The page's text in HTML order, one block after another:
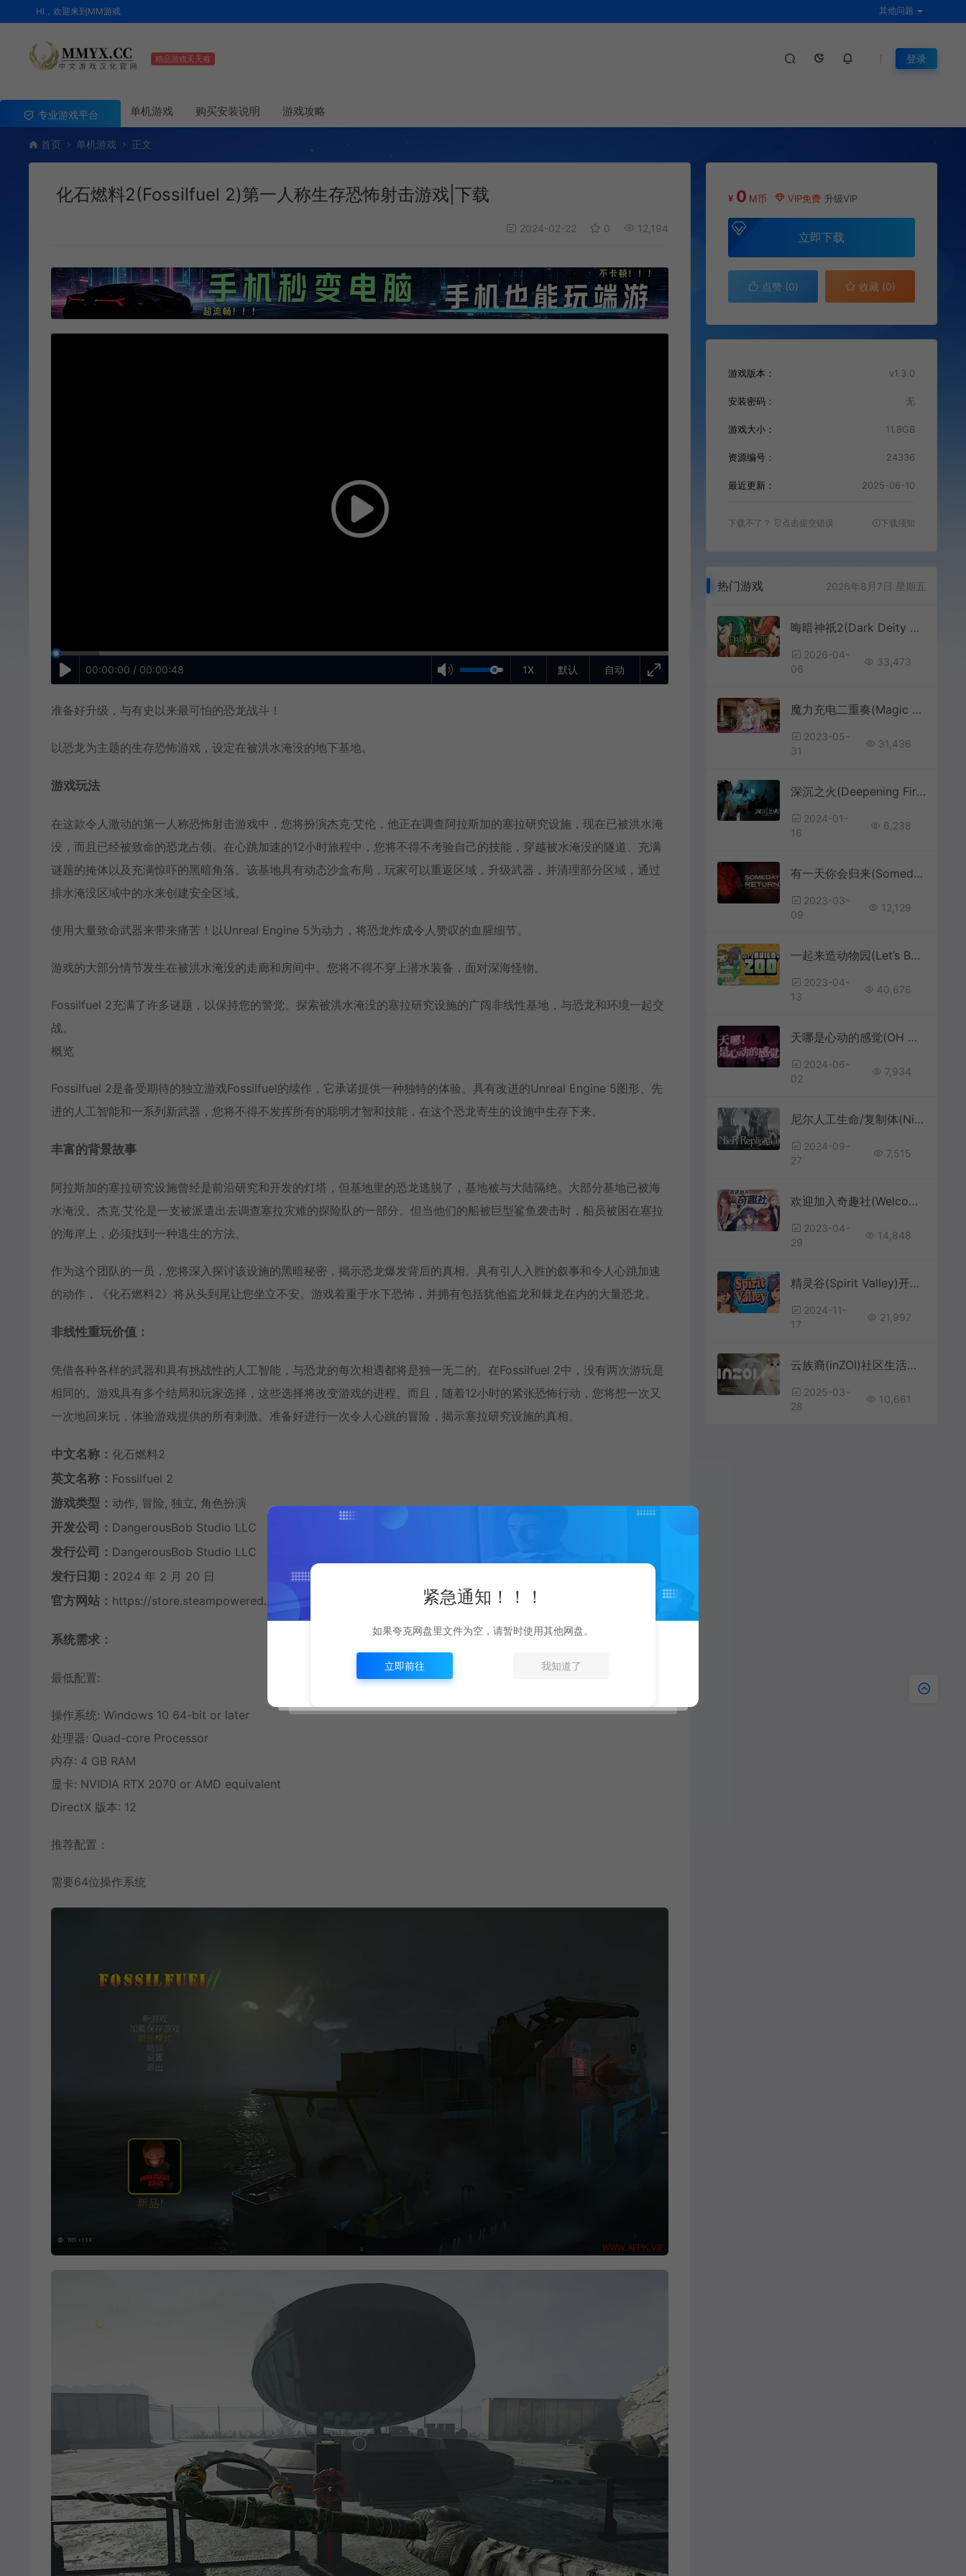
HI，欢迎来到MM游戏 其他问题
精品游戏天天有 登录
专业游戏平台 单机游戏 购买安装说明 游戏攻略
首页 单机游戏 正文
化石燃料2(Fossilfuel 2)第一人称生存恐怖射击游戏|下载
2024-02-22 0 12,194
自动
1X 默认
00:00:00 / 00:00:48
准备好升级，与有史以来最可怕的恐龙战斗！
以恐龙为主题的生存恐怖游戏，设定在被洪水淹没的地下基地。
游戏玩法
在这款令人激动的第一人称恐怖射击游戏中，您将扮演杰克·艾伦，他正在调查阿拉斯加的塞拉研究设施，现在已被洪水淹
没，而且已经被致命的恐龙占领。在心跳加速的12小时旅程中，您将不得不考验自己的技能，穿越被水淹没的隧道、充满
谜题的掩体以及充满惊吓的黑暗角落。该基地具有动态沙盒布局，玩家可以重返区域，升级武器，并清理部分区域，通过
排水淹没区域中的水来创建安全区域。
使用大量致命武器来带来痛苦！以Unreal Engine 5为动力，将恐龙炸成令人赞叹的血腥细节。
游戏的大部分情节发生在被洪水淹没的走廊和房间中。您将不得不穿上潜水装备，面对深海怪物。
Fossilfuel 2充满了许多谜题，以保持您的警觉。探索被洪水淹没的塞拉研究设施的广阔非线性基地，与恐龙和环境一起交
战。
概览
Fossilfuel 2是备受期待的独立游戏Fossilfuel的续作，它承诺提供一种独特的体验。具有改进的Unreal Engine 5图形、先
进的人工智能和一系列新武器，您将不得不发挥所有的聪明才智和技能，在这个恐龙寄生的设施中生存下来。
丰富的背景故事
阿拉斯加的塞拉研究设施曾经是前沿研究和开发的灯塔，但基地里的恐龙逃脱了，基地被与大陆隔绝。大部分基地已被海
水淹没。杰克·艾伦是一支被派遣出去调查塞拉灾难的探险队的一部分。但当他们的船被巨型鲨鱼袭击时，船员被困在塞拉
的海岸上，必须找到一种逃生的方法。
作为这个团队的一员，您将深入探讨该设施的黑暗秘密，揭示恐龙爆发背后的真相。具有引人入胜的叙事和令人心跳加速
的动作，《化石燃料2》将从头到尾让您坐立不安。游戏着重于水下恐怖，并拥有包括犹他盗龙和棘龙在内的大量恐龙。
非线性重玩价值：
凭借各种各样的武器和具有挑战性的人工智能，与恐龙的每次相遇都将是独一无二的。在Fossilfuel 2中，没有两次游玩是
相同的。游戏具有多个结局和玩家选择，这些选择将改变游戏的进程。而且，随着12小时的紧张恐怖行动，您将想一次又
一次地回来玩，体验游戏提供的所有刺激。准备好进行一次令人心跳的冒险，揭示塞拉研究设施的真相。
中文名称： 化石燃料2
英文名称： Fossilfuel 2
游戏类型： 动作, 冒险, 独立, 角色扮演
开发公司： DangerousBob Studio LLC
发行公司： DangerousBob Studio LLC
发行日期： 2024 年 2 月 20 日
官方网站： https://store.steampowered.com/app/2299660/Fossilfuel_2/
系统需求：
最低配置:
操作系统: Windows 10 64-bit or later
处理器: Quad-core Processor
内存: 4 GB RAM
显卡: NVIDIA RTX 2070 or AMD equivalent
DirectX 版本: 12
推荐配置：
需要64位操作系统
¥ 0 M币 VIP免费 升级VIP
立即下载
点赞 (0) 收藏 (0)
游戏版本： v1.3.0
安装密码： 无
游戏大小： 11.8GB
资源编号： 24336
最近更新： 2025-06-10
下载不了？ 点击提交错误 下载须知
热门游戏 2026年8月7日 星期五
晦暗神祇2(Dark Deity 2)回合制策略游戏|下载
2026-04-
06
33,473
魔力充电二重奏(Magic Charge Duet)卡通动漫视觉小说游戏|下载
2023-05-
31
31,436
深沉之火(Deepening Fire)简中|PC|ACT|2D横版动作冒险游戏
2024-01-
16
6,238
有一天你会归来(Someday You’ll Return)简中|PC|AVG|第一人称心理恐怖游戏
2023-03-
09
12,129
一起来造动物园(Let’s Build a Zoo)模拟经营游戏|下载
2023-04-
13
40,676
天哪是心动的感觉(OH MY GOD CRUSH)简中|PC|RPG|真人互动影视游戏
2024-06-
02
7,934
尼尔人工生命/复制体(NieR Replicant)简中|PC|ACT|动作冒险游戏
2024-09-
27
7,515
欢迎加入奇趣社(Welcome To QIQU Club)简中|PC|ADV|长篇视觉小说游戏
2023-04-
29
14,848
精灵谷(Spirit Valley)开放世界生物收集游戏|下载
2024-11-
17
21,997
云族裔(inZOI)社区生活模拟游戏|下载
2025-03-
28
10,661
紧急通知！！！
如果夸克网盘里文件为空，请暂时使用其他网盘。
立即前往 我知道了